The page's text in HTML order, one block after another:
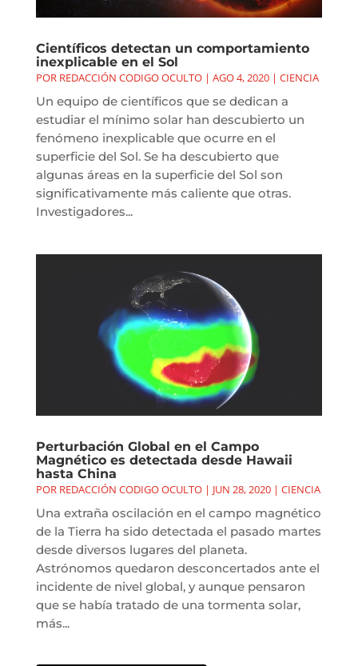
Científicos detectan un comportamiento
inexplicable en el Sol
POR REDACCIÓN CODIGO OCULTO| AGO 4, 2020| CIENCIA
Un equipo de científicos que se dedican a
estudiar el mínimo solar han descubierto un
fenómeno inexplicable que ocurre en el
superficie del Sol. Se ha descubierto que
algunas áreas en la superficie del Sol son
significativamente más caliente que otras.
Investigadores...
Perturbación Global en el Campo
Magnético es detectada desde Hawaii
hasta China
POR REDACCIÓN CODIGO OCULTO| JUN 28, 2020| CIENCIA
Una extraña oscilación en el campo magnético
de la Tierra ha sido detectada el pasado martes
desde diversos lugares del planeta.
Astrónomos quedaron desconcertados ante el
incidente de nivel global, y aunque pensaron
que se había tratado de una tormenta solar,
más...